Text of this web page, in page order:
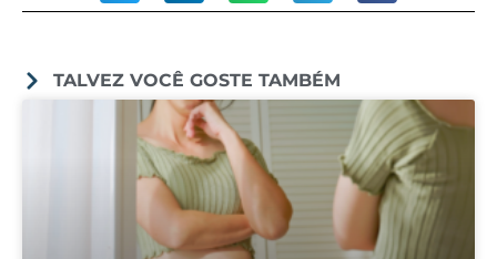
TALVEZ VOCÊ GOSTE TAMBÉM